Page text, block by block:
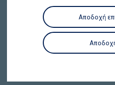
Αποδοχή
Εξουσιοδοτημένο Δίκτυο
Αστυπάλαια: Κίνητρα
Volkswagen Bulli - 75
Bulli magazine
VW Bus History